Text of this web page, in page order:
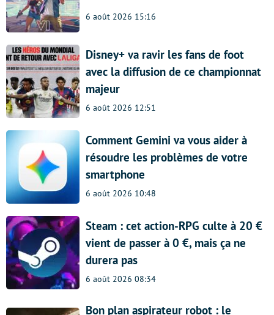
6 août 2026 15:16
Disney+ va ravir les fans de foot
avec la diffusion de ce championnat
majeur
6 août 2026 12:51
Comment Gemini va vous aider à
résoudre les problèmes de votre
smartphone
6 août 2026 10:48
Steam : cet action-RPG culte à 20 €
vient de passer à 0 €, mais ça ne
durera pas
6 août 2026 08:34
Bon plan aspirateur robot : le